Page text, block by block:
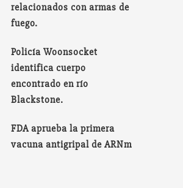
relacionados con armas de
fuego.
Policía Woonsocket
identifica cuerpo
encontrado en río
Blackstone.
FDA aprueba la primera
vacuna antigripal de ARNm